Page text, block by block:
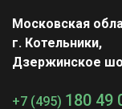
Московская
г. Котельники,
Дзержинское
+7 (495) 180 49